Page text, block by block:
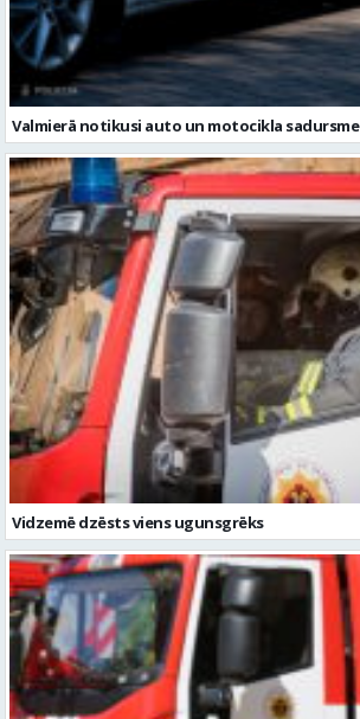
Valmierā notikusi auto un motocikla sadursme
Vidzemē dzēsts viens ugunsgrēks